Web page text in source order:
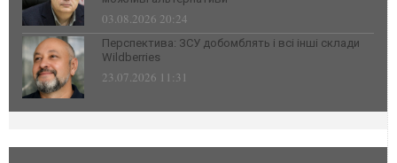
03.08.2026 20:24
Перспектива: ЗСУ добомблять і всі інші склади
Wildberries
23.07.2026 11:31